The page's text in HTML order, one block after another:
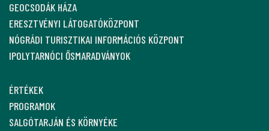
GEOCSODÁK HÁZA
ERESZTVÉNYI LÁTOGATÓKÖZPONT
NÓGRÁDI TURISZTIKAI INFORMÁCIÓS KÖZPONT
IPOLYTARNÓCI ŐSMARADVÁNYOK
ÉRTÉKEK
PROGRAMOK
SALGÓTARJÁN ÉS KÖRNYÉKE